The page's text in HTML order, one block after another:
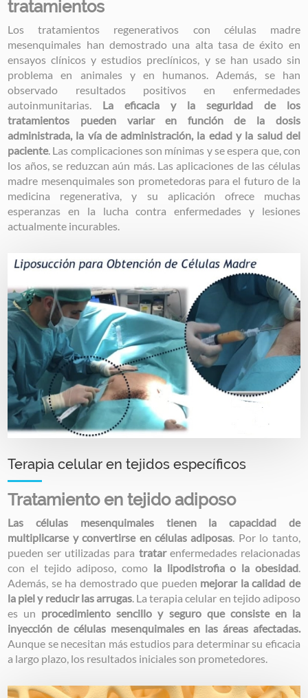
tratamientos
Los tratamientos regenerativos con células madre
mesenquimales han demostrado una alta tasa de éxito en
ensayos clínicos y estudios preclínicos, y se han usado sin
problema en animales y en humanos. Además, se han
observado resultados positivos en enfermedades
autoinmunitarias. La eficacia y la seguridad de los
tratamientos pueden variar en función de la dosis
administrada, la vía de administración, la edad y la salud del
paciente. Las complicaciones son mínimas y se espera que, con
los años, se reduzcan aún más. Las aplicaciones de las células
madre mesenquimales son prometedoras para el futuro de la
medicina regenerativa, y su aplicación ofrece muchas
esperanzas en la lucha contra enfermedades y lesiones
actualmente incurables.
Image
Terapia celular en tejidos específicos
Tratamiento en tejido adiposo
Las células mesenquimales tienen la capacidad de
multiplicarse y convertirse en células adiposas. Por lo tanto,
pueden ser utilizadas para tratarenfermedades relacionadas
con el tejido adiposo, como la lipodistrofia o la obesidad.
Además, se ha demostrado que pueden mejorar la calidad de
la piel y reducir las arrugas. La terapia celular en tejido adiposo
es un procedimiento sencillo y seguro que consiste en la
inyección de células mesenquimales en las áreas afectadas.
Aunque se necesitan más estudios para determinar su eficacia
a largo plazo, los resultados iniciales son prometedores.
Image